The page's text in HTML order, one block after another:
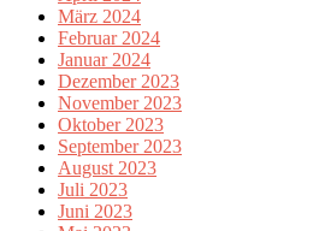
März 2024
Februar 2024
Januar 2024
Dezember 2023
November 2023
Oktober 2023
September 2023
August 2023
Juli 2023
Juni 2023